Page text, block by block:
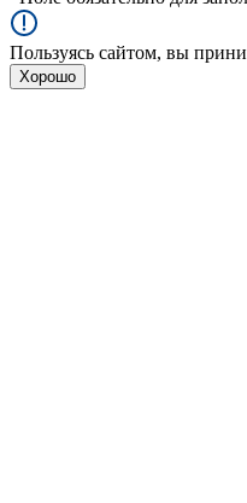
Пользуясь сайтом, вы
Хорошо